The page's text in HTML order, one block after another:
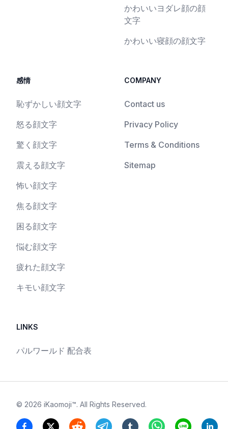
かわいいヨダレ顔の顔
文字
かわいい寝顔の顔文字
感情
恥ずかしい顔文字
怒る顔文字
驚く顔文字
震える顔文字
怖い顔文字
焦る顔文字
困る顔文字
悩む顔文字
疲れた顔文字
キモい顔文字
COMPANY
Contact us
Privacy Policy
Terms & Conditions
Sitemap
LINKS
パルワールド 配合表
© 2026 iKaomoji™. All Rights Reserved.